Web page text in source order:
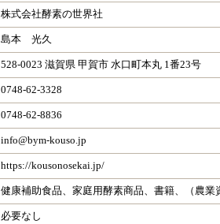
株式会社酵素の世界社
島本 光久
528-0023 滋賀県 甲賀市 水口町本丸 1番23号
0748-62-3328
0748-62-8836
info@bym-kouso.jp
https://kousonosekai.jp/
健康補助食品、家庭用酵素商品、書籍、（農業
必要なし